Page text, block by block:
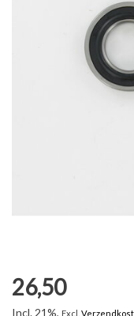
26,50
Incl. 21%, Excl.